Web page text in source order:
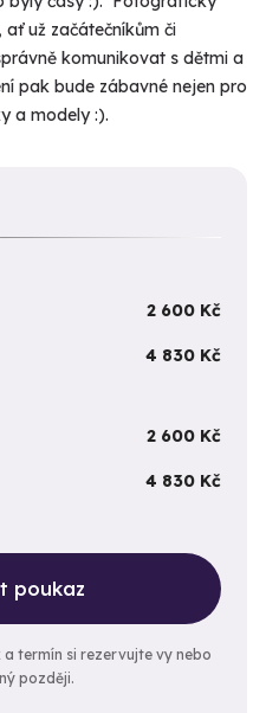
už začátečníkům či
komunikovat s dětmi a
pak bude zábavné nejen pro
a modely :).
2 600 Kč
4 830 Kč
2 600 Kč
4 830 Kč
poukaz
termín si rezervujte vy nebo
později.